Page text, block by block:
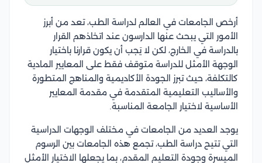
أرخص الجامعات في العالم لدراسة الطب، تعد من أبرز
الأمور التي يبحث عنها الدارسون عند اتخاذهم القرار
بالدراسة في الخارج، لكن لا يَجب أن يكون قرارنا باختيار
الوجهة الأمثل للدراسة متوقف فقط على المعايير المادية
كالتكلفة، حيث تبرز الجودة الأكاديمية والمناهج المتطورة
والأساليب التعليمية المتقدمة في مقدمة المعايير
الأساسية لاختيار الجامعة المناسبة.
يوجد العديد من الجامعات في مختلف الوجهات الدراسية
التي تتيح دراسة الطب، تجمع هذه الجامعات بين الرسوم
الميسرة وجودة التعليم المقدم، بما يجعلها الاختيار الأمثل